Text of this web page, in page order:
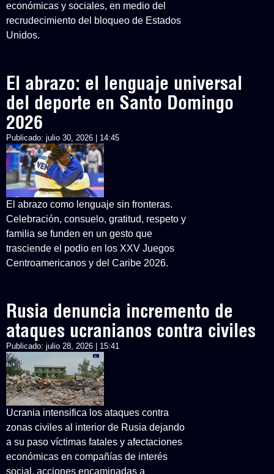
económicas y sociales, en medio del
recrudecimiento del bloqueo de Estados
Unidos.
El abrazo: el lenguaje universal
del deporte en Santo Domingo
2026
Publicado: julio 30, 2026 | 14:45
El abrazo como lenguaje sin fronteras.
Celebración, consuelo, gratitud, respeto y
familia se funden en un gesto que
trasciende el podio en los XXV Juegos
Centroamericanos y del Caribe 2026.
Rusia denuncia incremento de
ataques ucranianos contra civiles
Publicado: julio 28, 2026 | 15:41
Ucrania intensifica los ataques contra
zonas civiles al interior de Rusia dejando
a su paso víctimas fatales y afectaciones
económicas en compañías de interés
social. acciones encaminadas a